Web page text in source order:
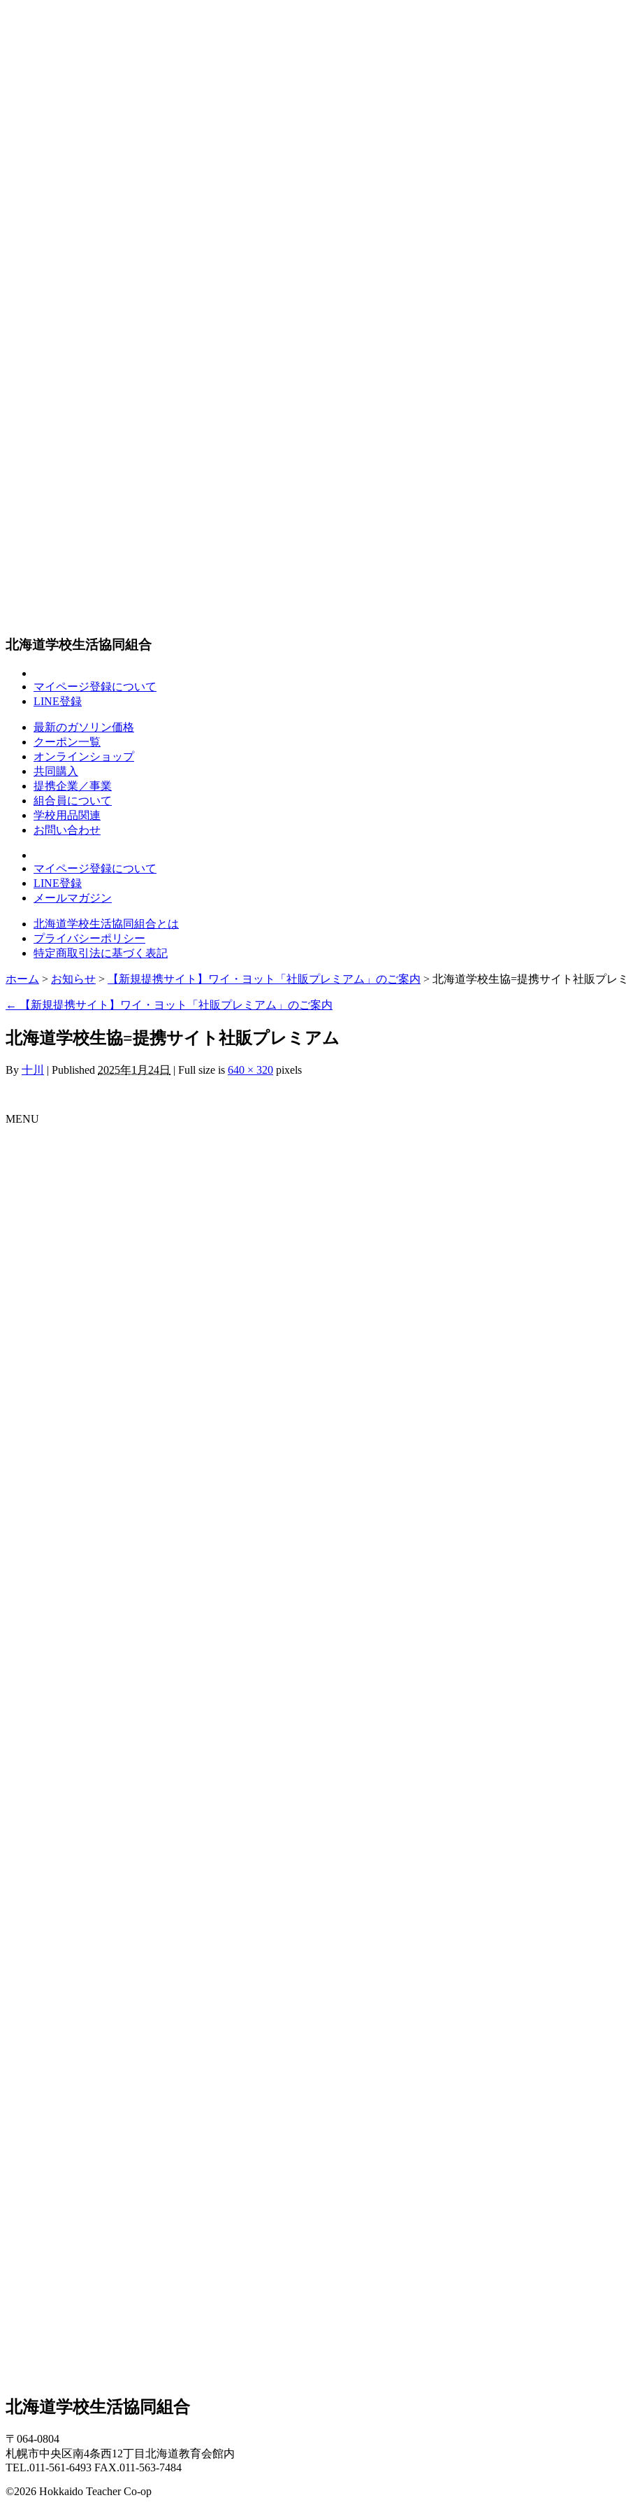
北海道学校生活協同組合
マイページ登録について
LINE登録
最新のガソリン価格
クーポン一覧
オンラインショップ
共同購入
提携企業／事業
組合員について
学校用品関連
お問い合わせ
マイページ登録について
LINE登録
メールマガジン
北海道学校生活協同組合とは
プライバシーポリシー
特定商取引法に基づく表記
ホーム > お知らせ > 【新規提携サイト】ワイ・ヨット「社販プレミアム」のご案内 > 北海道学校生協=提携サイト社販プレ
← 【新規提携サイト】ワイ・ヨット「社販プレミアム」のご案内
北海道学校生協=提携サイト社販プレミアム
By 十川 | Published 2025年1月24日 | Full size is 640 × 320 pixels
MENU
北海道学校生活協同組合
〒064-0804
札幌市中央区南4条西12丁目北海道教育会館内
TEL.011-561-6493 FAX.011-563-7484
©2026 Hokkaido Teacher Co-op